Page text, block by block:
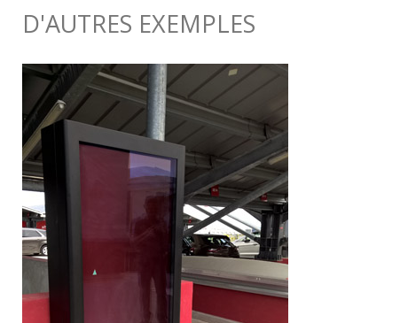
D'AUTRES EXEMPLES